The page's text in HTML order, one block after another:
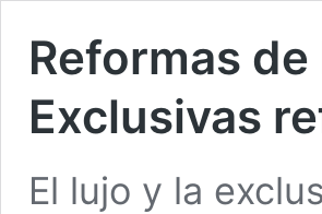
Reformas
Exclusivas
El lujo y la